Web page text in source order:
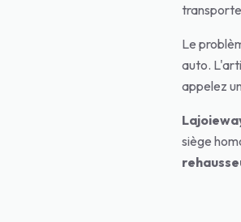
Le
auto.
appelez
siège